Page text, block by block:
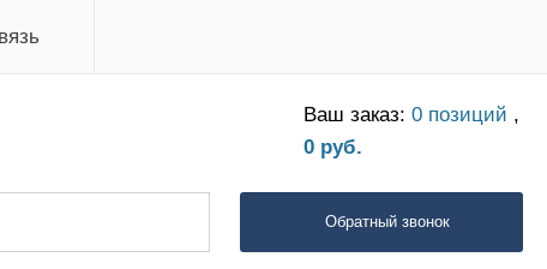
Ваш заказ: 0 позиций ,
0 руб.
Обратный звонок